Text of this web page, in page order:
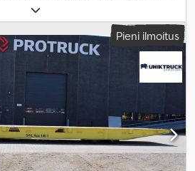
, vaihteistotyyppi:
, omamassa:8 500 kg, kokonaiskorkeus:
2 550 mm, väri:valkoinen , Varusteet:
Pieni ilmoitus